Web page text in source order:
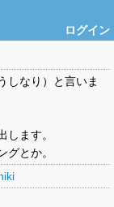
ログイン
しなり）と言いま
します。
グとか。